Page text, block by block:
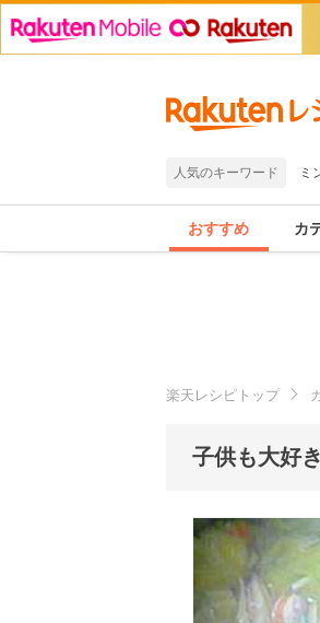
人気のキーワード ミ
おすすめ カ
楽天レシピトップ
子供も大好